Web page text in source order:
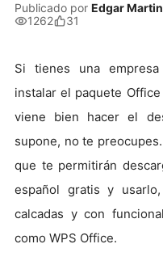
Publicado por Edgar Martin
1262
31
Si tienes una
instalar el paquete
viene bien hacer el
supone, no te
que te permitirán
español gratis y
calcadas y con
como WPS Office.